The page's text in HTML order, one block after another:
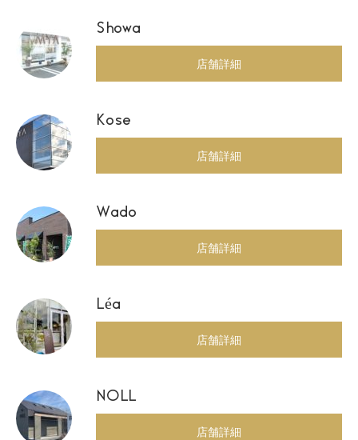
Showa
店舗詳細
Kose
店舗詳細
Wado
店舗詳細
Léa
店舗詳細
NOLL
店舗詳細